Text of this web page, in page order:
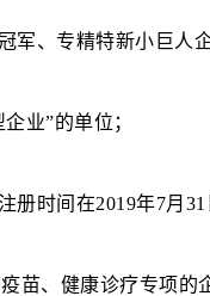
、专精特新小巨人
业”的单位；
时间在2019年7月31
苗、健康诊疗专项的